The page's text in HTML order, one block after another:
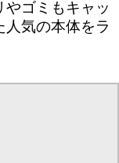
ゴミもキャッ
気の本体をラ